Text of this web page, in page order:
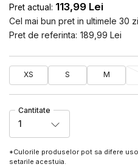
Pret actual: 113,99 Lei
Cel mai bun pret in ultimele 30
Pret de referinta: 189,99 Lei
XS S M
Cantitate
1
*Culorile produselor pot sa difere
setarile acestuia.